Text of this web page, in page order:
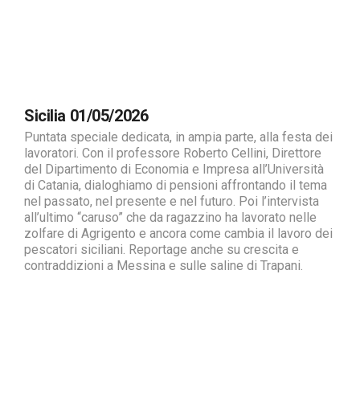
Sicilia 01/05/2026
Puntata speciale dedicata, in ampia parte, alla festa dei
lavoratori. Con il professore Roberto Cellini, Direttore
del Dipartimento di Economia e Impresa all’Università
di Catania, dialoghiamo di pensioni affrontando il tema
nel passato, nel presente e nel futuro. Poi l’intervista
all’ultimo “caruso” che da ragazzino ha lavorato nelle
zolfare di Agrigento e ancora come cambia il lavoro dei
pescatori siciliani. Reportage anche su crescita e
contraddizioni a Messina e sulle saline di Trapani.